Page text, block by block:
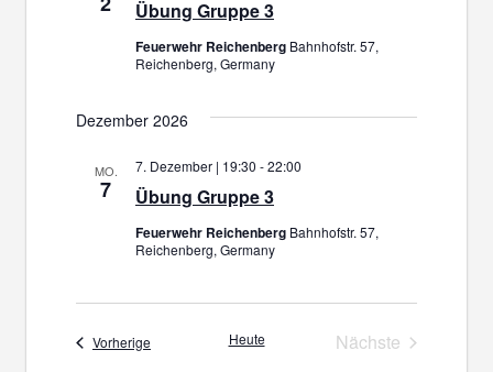
Übung Gruppe 3
Feuerwehr Reichenberg Bahnhofstr. 57,
Reichenberg, Germany
Dezember 2026
MO.
7 Übung Gruppe 3
7. Dezember | 19:30 -22:00
Feuerwehr Reichenberg Bahnhofstr. 57,
Reichenberg, Germany
Vorherige VeranstaltungenHeute
Nächste